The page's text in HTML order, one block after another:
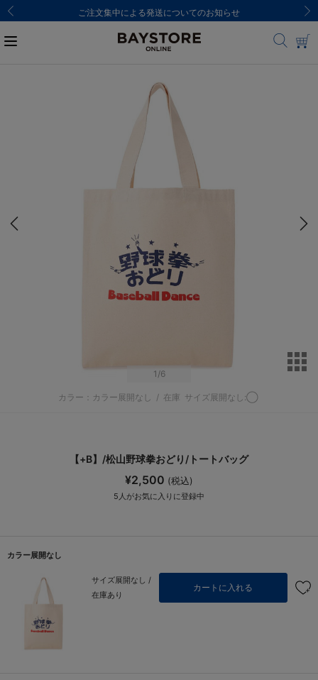
ご注文集中による発送についてのお知らせ
1 /6
カラー：カラー展開なし / 在庫 サイズ展開なし:◯
【+B】/松山野球拳おどり/トートバッグ
¥2,500 (税込)
5 人がお気に入りに登録中
カラー展開なし
サイズ展開なし /
在庫あり
カートに入れる